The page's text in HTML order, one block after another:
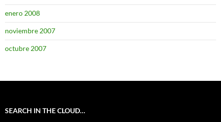
enero 2008
noviembre 2007
octubre 2007
SEARCH IN THE CLOUD…